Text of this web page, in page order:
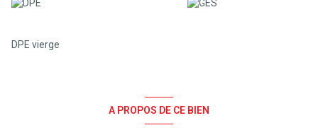
DPE vierge
A PROPOS DE CE BIEN